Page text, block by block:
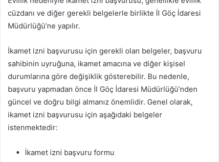
cüzdanı ve diğer gerekli belgelerle birlikte İl Göç İdaresi
Müdürlüğü’ne yapılır.
İkamet izni başvurusu için gerekli olan belgeler, başvuru
sahibinin uyruğuna, ikamet amacına ve diğer kişisel
durumlarına göre değişiklik gösterebilir. Bu nedenle,
başvuru yapmadan önce İl Göç İdaresi Müdürlüğü’nden
güncel ve doğru bilgi almanız önemlidir. Genel olarak,
ikamet izni başvurusu için aşağıdaki belgeler
istenmektedir:
İkamet izni başvuru formu